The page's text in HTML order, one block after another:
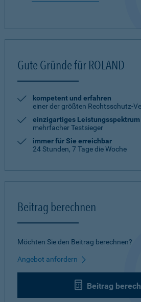
Gute Gründe für ROLAND
kompetent und erfahren
einer der größten Rechtsschutz-
einzigartiges Leistungsspektrum
mehrfacher Testsieger
immer für Sie erreichbar
24 Stunden, 7 Tage die Woche
Beitrag berechnen
Möchten Sie den Beitrag berechnen?
Angebot anfordern
Beitrag